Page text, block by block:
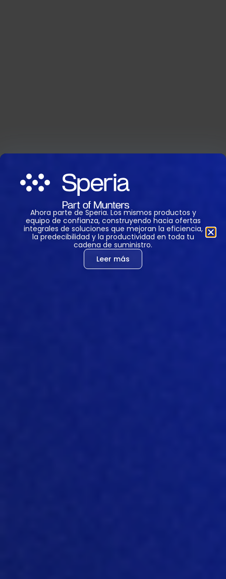
Ahora parte de Speria. Los mismos productos y
equipo de confianza, construyendo hacia ofertas
integrales de soluciones que mejoran la eficiencia,
la predecibilidad y la productividad en toda tu
cadena de suministro.
Leer más